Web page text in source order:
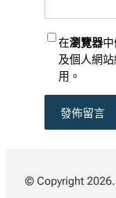
在瀏覽器
及個人網
用。
© Copyright